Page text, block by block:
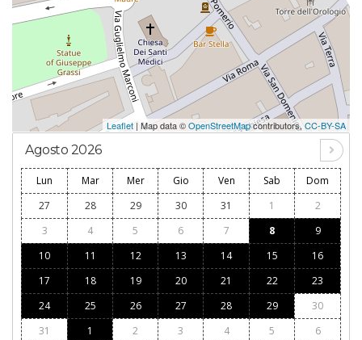
Leaflet | Map data ©OpenStreetMapcontributors, CC-BY-SA
Agosto 2026
Lun Mar Mer Gio Ven Sab
Dom
27
28 29 30 31 1
2
3
4 5 6 7 8
9
10
11 12 13 14 15
16
17
18 19 20 21 22
23
24
25 26 27 28 29
30
31
1 2 3 4 5 6